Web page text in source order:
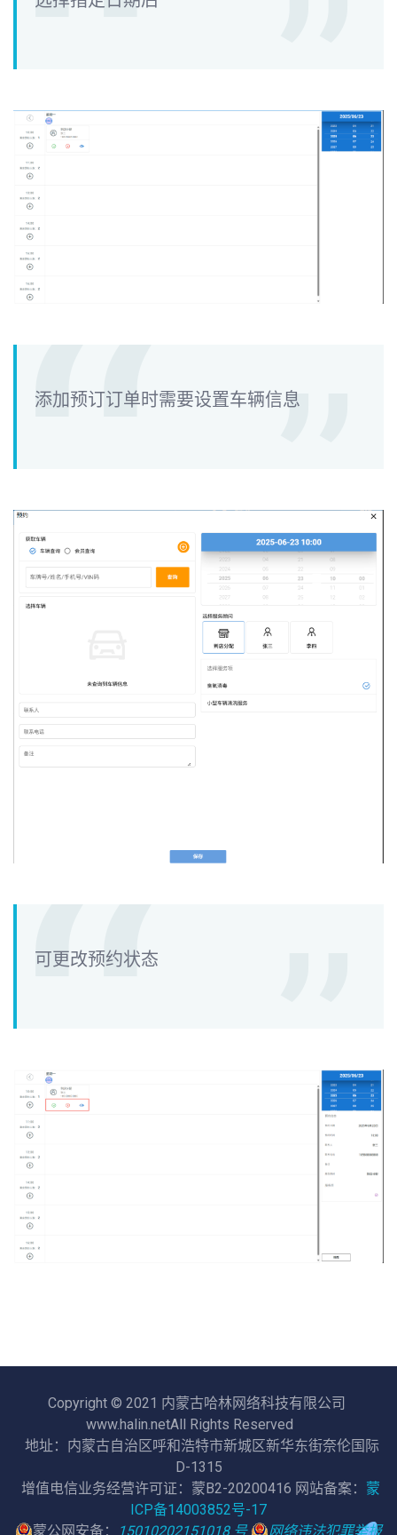
添加预订订单时需要设置车辆信息
可更改预约状态
Copyright © 2021 内蒙古哈林网络科技有限公司
www.halin.netAll Rights Reserved
地址：内蒙古自治区呼和浩特市新城区新华东街奈伦国际
D-1315
增值电信业务经营许可证：蒙B2-20200416 网站备案： 蒙
ICP备14003852号-17
蒙公网安备：
15010202151018 号 网络违法犯罪举报